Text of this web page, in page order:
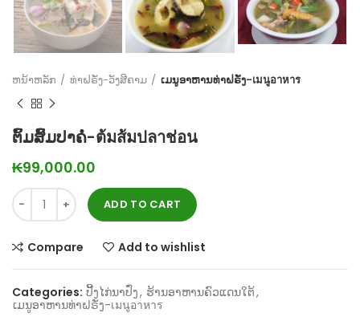
ຫນ້າຫລັກ ທ່າຝຣັ່ງ-ວັງສີຄາມ ເມນູອາຫານທ່າຝຣັ່ງ-เมนูอาหาร
ຕົ້ມສົ້ມປາຄໍ່-ต้มส้มปลาช่อน
₭99,000.00
ADD TO CART
Compare Add to wishlist
Categories: ປີ້ງໄກ່ນາປົ່ງ, ຮ້ານອາຫານຄົວແດນໃຕ້,
ເມນູອາຫານທ່າຝຣັ່ງ-เมนูอาหาร